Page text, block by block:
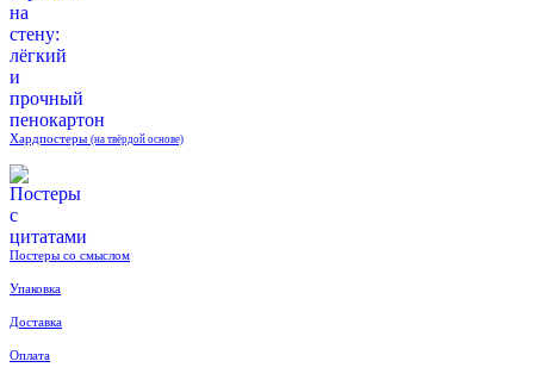
Хардпостеры (на твёрдой основе)
Постеры со смыслом
Упаковка
Доставка
Оплата